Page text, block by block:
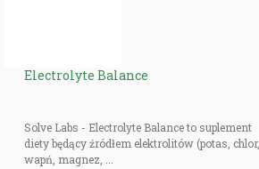
Electrolyte Balance
Solve Labs - Electrolyte Balance to suplement
diety będący źródłem elektrolitów (potas, chlor,
wapń, magnez, ...